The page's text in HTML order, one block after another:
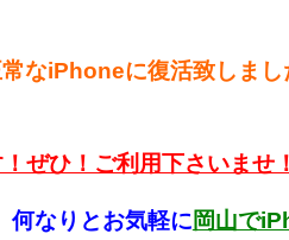
なiPhoneに復活致しま
ぜひ！ご利用下さいませ
何なりとお気軽に岡山で